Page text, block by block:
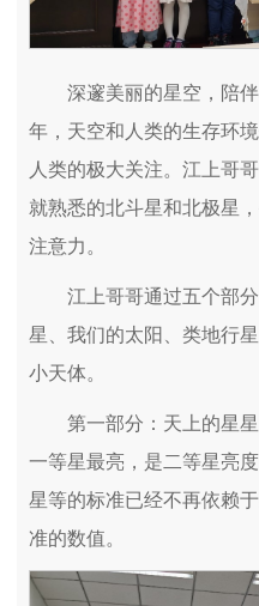
深邃美丽的星空，陪
年，天空和人类的生存环
人类的极大关注。江上哥
就熟悉的北斗星和北极星
注意力。
江上哥哥通过五个部
星、我们的太阳、类地行
小天体。
第一部分：天上的星
一等星最亮，是二等星亮
星等的标准已经不再依赖
准的数值。